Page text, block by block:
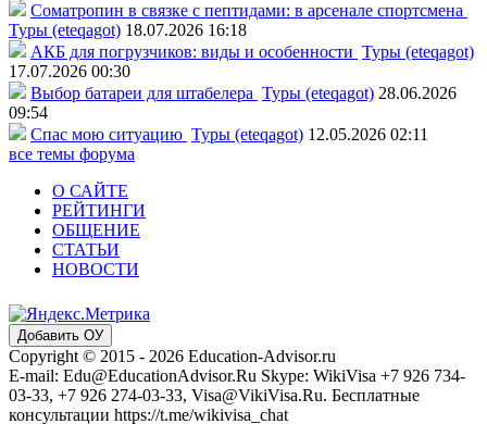
Соматропин в связке с пептидами: в арсенале спортсмена
Туры (eteqagot) 18.07.2026 16:18
АКБ для погрузчиков: виды и особенности Туры (eteqagot)
17.07.2026 00:30
Выбор батареи для штабелера Туры (eteqagot) 28.06.2026
09:54
Спас мою ситуацию Туры (eteqagot) 12.05.2026 02:11
все темы форума
О САЙТЕ
РЕЙТИНГИ
ОБЩЕНИЕ
СТАТЬИ
НОВОСТИ
Добавить ОУ
Copyright © 2015 - 2026 Education-Advisor.ru
E-mail: Edu@EducationAdvisor.Ru Skype: WikiVisa +7 926 734-
03-33, +7 926 274-03-33, Visa@VikiVisa.Ru. Бесплатные
консультации https://t.me/wikivisa_chat